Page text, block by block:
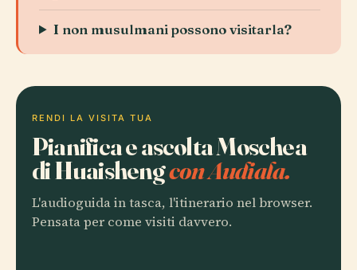
I non musulmani possono visitarla?
RENDI LA VISITA TUA
Pianifica e ascolta Moschea
di Huaishengcon Audiala.
L'audioguida in tasca, l'itinerario nel browser.
Pensata per come visiti davvero.